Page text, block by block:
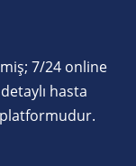
7/24 online
hasta